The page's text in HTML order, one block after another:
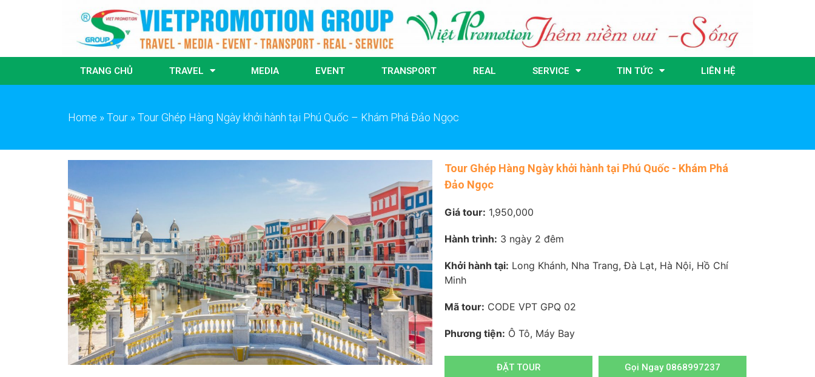
TRANG CHỦ TRAVEL MEDIA EVENT TRANSPORT REAL SERVICE TIN TỨC LIÊN HỆ
Home »Tour »Tour Ghép Hàng Ngày khởi hành tại Phú Quốc – Khám Phá Đảo Ngọc
Tour Ghép Hàng Ngày khởi hành tại Phú Quốc - Khám Phá
Đảo Ngọc
Giá tour: 1,950,000
Hành trình: 3 ngày 2 đêm
Khởi hành tại: Long Khánh, Nha Trang, Đà Lạt, Hà Nội, Hồ Chí
Minh
Mã tour: CODE VPT GPQ 02
Phương tiện: Ô Tô, Máy Bay
ĐẶT TOUR Gọi Ngay 0868997237